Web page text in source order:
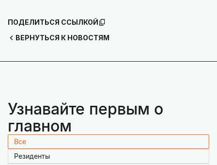
ВЕРНУТЬСЯ К НОВОСТЯМ
ПОДЕЛИТЬСЯ ССЫЛКОЙ
Узнавайте первым о
главном
Все
Резиденты